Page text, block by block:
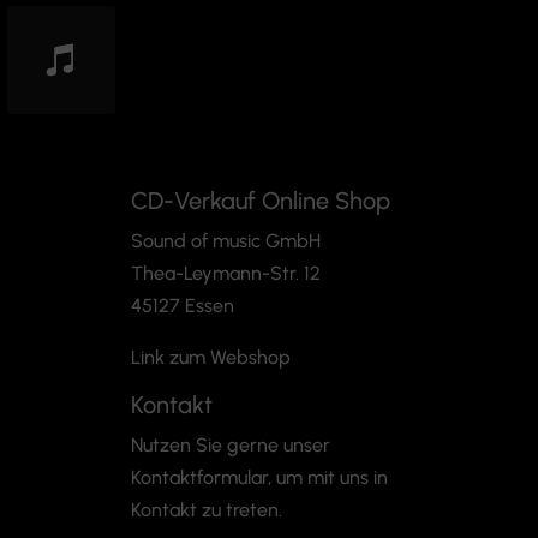
CD-Verkauf Online Shop
Sound of music GmbH
Thea-Leymann-Str. 12
45127 Essen
Link zum Webshop
Kontakt
Nutzen Sie gerne unser
Kontaktformular, um mit uns in
Kontakt zu treten.